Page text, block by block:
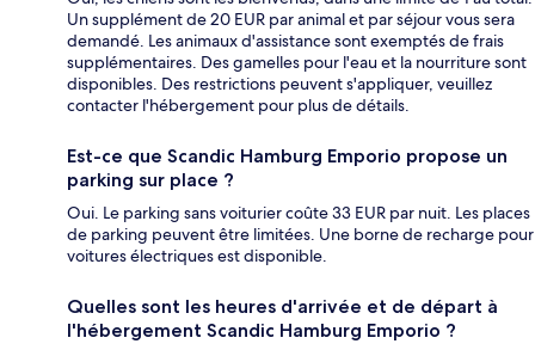
Un supplément de 20 EUR par animal et par séjour vous sera
demandé. Les animaux d'assistance sont exemptés de frais
supplémentaires. Des gamelles pour l'eau et la nourriture sont
disponibles. Des restrictions peuvent s'appliquer, veuillez
contacter l'hébergement pour plus de détails.
Est-ce que Scandic Hamburg Emporio propose un
parking sur place ?
Oui. Le parking sans voiturier coûte 33 EUR par nuit. Les places
de parking peuvent être limitées. Une borne de recharge pour
voitures électriques est disponible.
Quelles sont les heures d'arrivée et de départ à
l'hébergement Scandic Hamburg Emporio ?